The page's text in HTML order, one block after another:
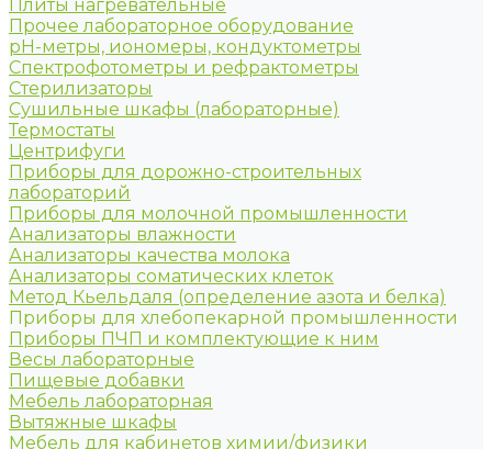
Плиты нагревательные
Прочее лабораторное оборудование
рН-метры, иономеры, кондуктометры
Спектрофотометры и рефрактометры
Стерилизаторы
Сушильные шкафы (лабораторные)
Термостаты
Центрифуги
Приборы для дорожно-строительных
лабораторий
Приборы для молочной промышленности
Анализаторы влажности
Анализаторы качества молока
Анализаторы соматических клеток
Метод Кьельдаля (определение азота и белка)
Приборы для хлебопекарной промышленности
Приборы ПЧП и комплектующие к ним
Весы лабораторные
Пищевые добавки
Мебель лабораторная
Вытяжные шкафы
Мебель для кабинетов химии/физики